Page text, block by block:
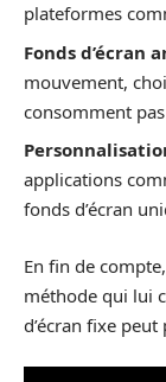
plateformes
Fonds d’écran
mouvement,
consomment
applications
fonds d’écran
En fin de
méthode qui lui
d’écran fixe